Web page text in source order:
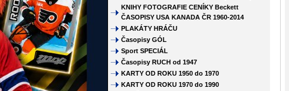
KNIHY FOTOGRAFIE CENÍKY Beckett
ČASOPISY USA KANADA ČR 1960-2014
PLAKÁTY HRÁČU
Časopisy GÓL
Sport SPECIÁL
Časopisy RUCH od 1947
KARTY OD ROKU 1950 do 1970
KARTY OD ROKU 1970 do 1990